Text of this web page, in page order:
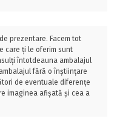
prezentare. Facem tot
care ți le oferim sunt
întotdeauna ambalajul
fără o înștiințare
de eventuale diferențe
imaginea afișată și cea a